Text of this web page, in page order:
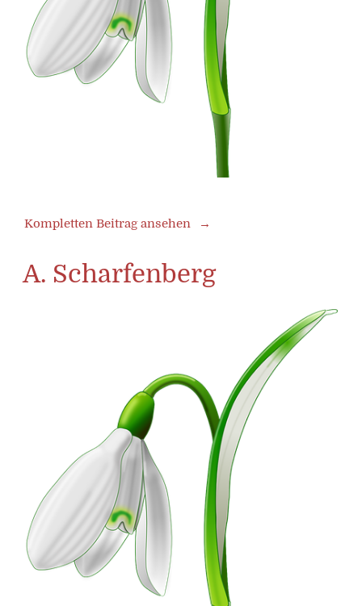
Kompletten Beitrag ansehen
A. Scharfenberg